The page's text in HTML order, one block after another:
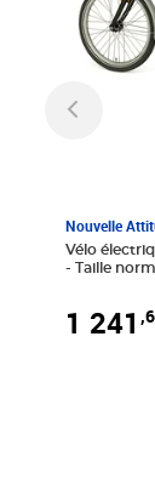
Nouvelle
Vélo
- Taille
1 241